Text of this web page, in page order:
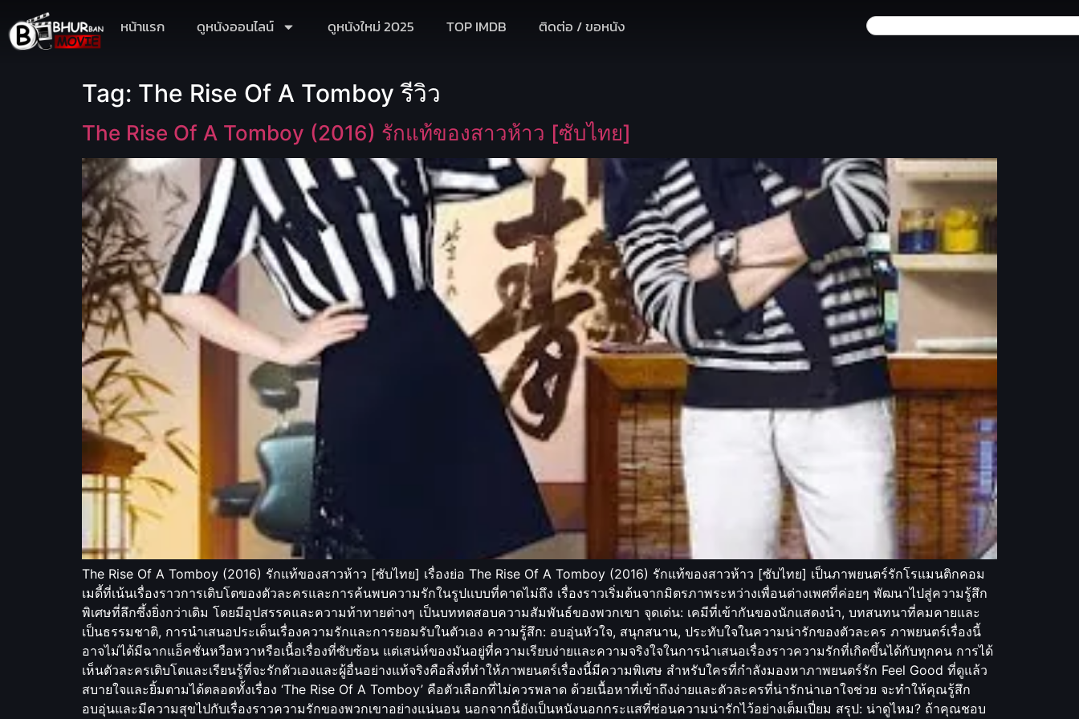
หน้าแรก ดูหนังออนไลน์ ดูหนังใหม่ 2025 TOP IMDB ติดต่อ / ขอหนัง
Tag: The Rise Of A Tomboy รีวิว
The Rise Of A Tomboy (2016) รักแท้ของสาวห้าว [ซับไทย]
The Rise Of A Tomboy (2016) รักแท้ของสาวห้าว [ซับไทย] เรื่องย่อ The Rise Of A Tomboy (2016) รักแท้ของสาวห้าว [ซับไทย] เป็นภาพยนตร์รักโรแมนติกคอม
เมดี้ที่เน้นเรื่องราวการเติบโตของตัวละครและการค้นพบความรักในรูปแบบที่คาดไม่ถึง เรื่องราวเริ่มต้นจากมิตรภาพระหว่างเพื่อนต่างเพศที่ค่อยๆ พัฒนาไปสู่ความรู้สึก
พิเศษที่ลึกซึ้งยิ่งกว่าเดิม โดยมีอุปสรรคและความท้าทายต่างๆ เป็นบททดสอบความสัมพันธ์ของพวกเขา จุดเด่น: เคมีที่เข้ากันของนักแสดงนำ, บทสนทนาที่คมคายและ
เป็นธรรมชาติ, การนำเสนอประเด็นเรื่องความรักและการยอมรับในตัวเอง ความรู้สึก: อบอุ่นหัวใจ, สนุกสนาน, ประทับใจในความน่ารักของตัวละคร ภาพยนตร์เรื่องนี้
อาจไม่ได้มีฉากแอ็คชั่นหวือหวาหรือเนื้อเรื่องที่ซับซ้อน แต่เสน่ห์ของมันอยู่ที่ความเรียบง่ายและความจริงใจในการนำเสนอเรื่องราวความรักที่เกิดขึ้นได้กับทุกคน การได้
เห็นตัวละครเติบโตและเรียนรู้ที่จะรักตัวเองและผู้อื่นอย่างแท้จริงคือสิ่งที่ทำให้ภาพยนตร์เรื่องนี้มีความพิเศษ สำหรับใครที่กำลังมองหาภาพยนตร์รัก Feel Good ที่ดูแล้ว
สบายใจและยิ้มตามได้ตลอดทั้งเรื่อง ‘The Rise Of A Tomboy’ คือตัวเลือกที่ไม่ควรพลาด ด้วยเนื้อหาที่เข้าถึงง่ายและตัวละครที่น่ารักน่าเอาใจช่วย จะทำให้คุณรู้สึก
อบอุ่นและมีความสุขไปกับเรื่องราวความรักของพวกเขาอย่างแน่นอน นอกจากนี้ยังเป็นหนังนอกกระแสที่ซ่อนความน่ารักไว้อย่างเต็มเปี่ยม สรุป: น่าดูไหม? ถ้าคุณชอบ